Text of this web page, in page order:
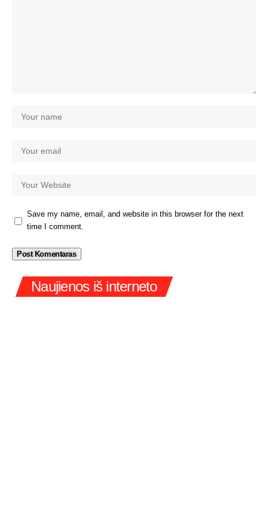
Save my name, email, and website in this browser for the next
time I comment.
Naujienos iš interneto